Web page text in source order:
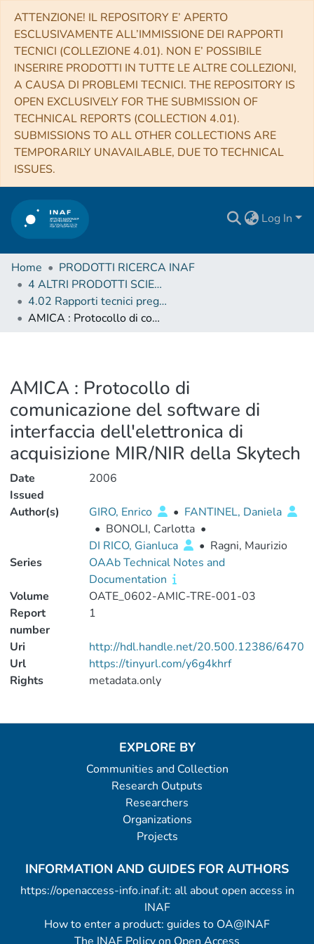
ATTENZIONE! IL REPOSITORY E’ APERTO
ESCLUSIVAMENTE ALL’IMMISSIONE DEI RAPPORTI
TECNICI (COLLEZIONE 4.01). NON E’ POSSIBILE
INSERIRE PRODOTTI IN TUTTE LE ALTRE COLLEZIONI,
A CAUSA DI PROBLEMI TECNICI. THE REPOSITORY IS
OPEN EXCLUSIVELY FOR THE SUBMISSION OF
TECHNICAL REPORTS (COLLECTION 4.01).
SUBMISSIONS TO ALL OTHER COLLECTIONS ARE
TEMPORARILY UNAVAILABLE, DUE TO TECHNICAL
ISSUES.
Log In
Home
PRODOTTI RICERCA INAF
4 ALTRI PRODOTTI SCIENTIFICI (Other scientific products)
4.02 Rapporti tecnici pregressi
AMICA : Protocollo di comunicazione del software di interfaccia dell'elettronica di acquisizione MIR/NIR della Skytech
AMICA : Protocollo di
comunicazione del software di
interfaccia dell'elettronica di
acquisizione MIR/NIR della Skytech
Date
Issued
2006
Author(s) GIRO, Enrico • FANTINEL, Daniela
• BONOLI, Carlotta •
DI RICO, Gianluca
• Ragni, Maurizio
Series
OAAb Technical Notes and
Documentation
Volume
OATE_0602-AMIC-TRE-001-03
Report
number
1
Uri
http://hdl.handle.net/20.500.12386/6470
Url
https://tinyurl.com/y6g4khrf
Rights
metadata.only
EXPLORE BY
Communities and Collection
Research Outputs
Researchers
Organizations
Projects
INFORMATION AND GUIDES FOR AUTHORS
https://openaccess-info.inaf.it: all about open access in
INAF
How to enter a product: guides to OA@INAF